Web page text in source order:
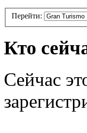
Перейти:
Кто
Сейчас